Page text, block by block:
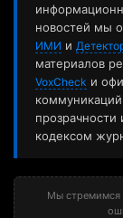
новостей мы
ИМИ и
материалов
VoxCheck и
прозрачности
кодексом
Мы стремимся